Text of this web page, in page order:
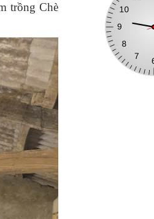
trồng Chè